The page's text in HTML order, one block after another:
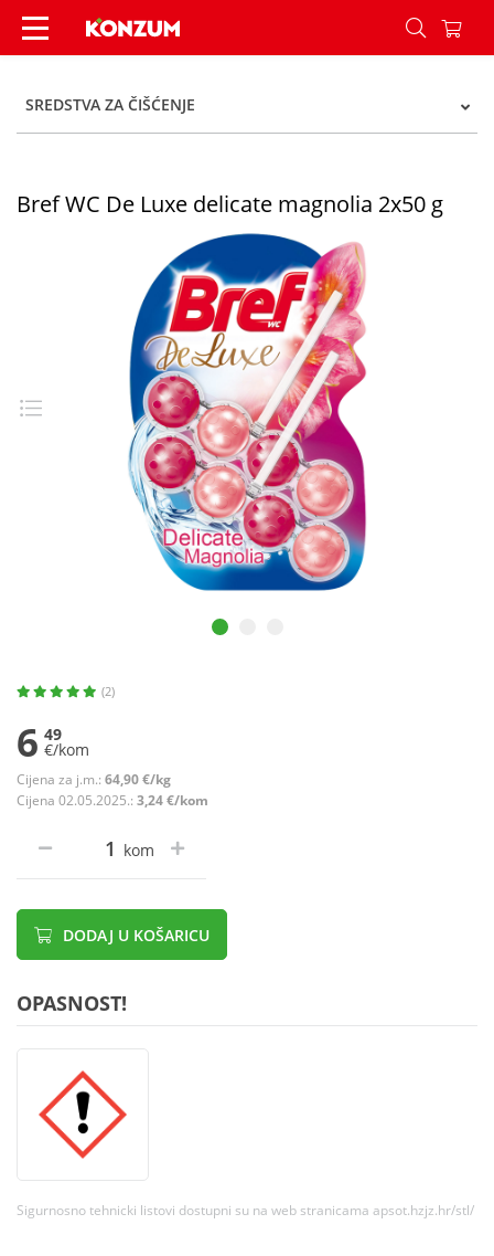
Bref WC De Luxe delicate magnolia 2x50 g -
SREDSTVA ZA ČIŠĆENJE
Bref WC De Luxe delicate magnolia 2x50 g
(2)
6 49
€/kom
Cijena za j.m.: 64,90 €/kg
Cijena 02.05.2025.: 3,24 €/kom
kom
DODAJ U KOŠARICU
OPASNOST!
Sigurnosno tehnicki listovi dostupni su na web stranicama apsot.hzjz.hr/stl/